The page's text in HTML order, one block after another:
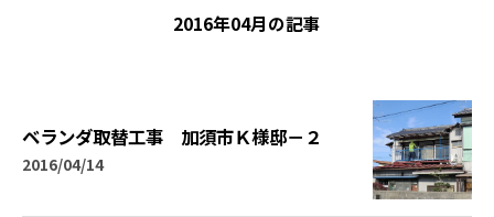
2016年04月の記事
ベランダ取替工事 加須市Ｋ様邸－２
2016/04/14